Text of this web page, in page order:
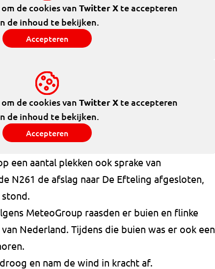
de cookies van Twitter Xte accepteren
de inhoud te bekijken.
Accepteren
de cookies van Twitter Xte accepteren
de inhoud te bekijken.
Accepteren
een aantal plekken ook sprake van
N261 de afslag naar De Efteling afgesloten,
MeteoGroup raasden er buien en flinke
Nederland. Tijdens die buien was er ook een
en nam de wind in kracht af.